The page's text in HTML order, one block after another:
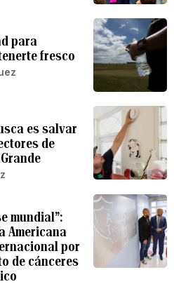
para
fresco
es salvar
de
mundial”:
Americana
por
de cánceres